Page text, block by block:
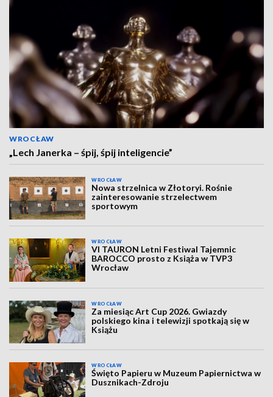
WROCŁAW
„Lech Janerka – śpij, śpij inteligencie”
WROCŁAW
Nowa strzelnica w Złotoryi. Rośnie
zainteresowanie strzelectwem
sportowym
WROCŁAW
VI TAURON Letni Festiwal Tajemnic
BAROCCO prosto z Książa w TVP3
Wrocław
WROCŁAW
Za miesiąc Art Cup 2026. Gwiazdy
polskiego kina i telewizji spotkają się w
Książu
WROCŁAW
Święto Papieru w Muzeum Papiernictwa w
Dusznikach-Zdroju